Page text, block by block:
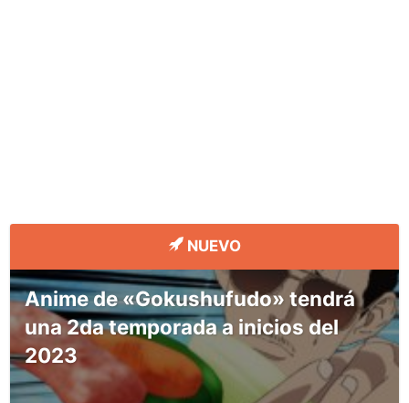
NUEVO
Anime de «Gokushufudo» tendrá
una 2da temporada a inicios del
2023